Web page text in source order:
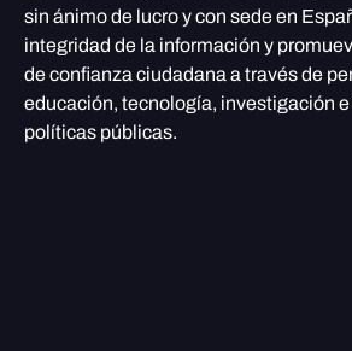
sin ánimo de lucro y con sede en
integridad de la información y
de confianza ciudadana a través de
educación, tecnología, investigación
políticas públicas.